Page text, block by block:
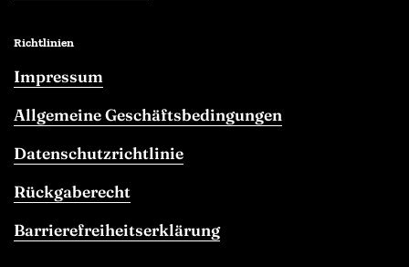
Richtlinien
Impressum
Allgemeine Geschäftsbedingungen
Datenschutzrichtlinie
Rückgaberecht
Barrierefreiheitserklärung